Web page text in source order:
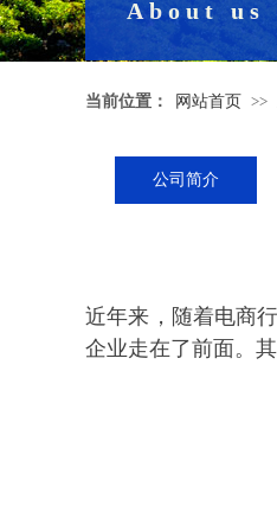
About us
网站首页 >>
当前位置：
公司简介
近年来，随着电商
企业走在了前面。